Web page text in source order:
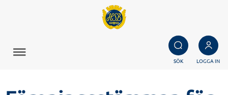
SÖK LOGGA IN